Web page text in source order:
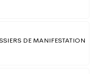
DE MANIFESTATION